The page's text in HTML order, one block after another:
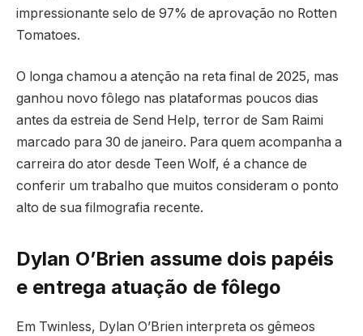
impressionante selo de 97% de aprovação no Rotten
Tomatoes.
O longa chamou a atenção na reta final de 2025, mas
ganhou novo fôlego nas plataformas poucos dias
antes da estreia de Send Help, terror de Sam Raimi
marcado para 30 de janeiro. Para quem acompanha a
carreira do ator desde Teen Wolf, é a chance de
conferir um trabalho que muitos consideram o ponto
alto de sua filmografia recente.
Dylan O’Brien assume dois papéis
e entrega atuação de fôlego
Em Twinless, Dylan O’Brien interpreta os gêmeos